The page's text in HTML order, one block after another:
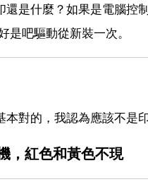
還是什麼？如果是電腦控
是吧驅動從新裝一次。
對的，我認為應該不是
，紅色和黃色不現